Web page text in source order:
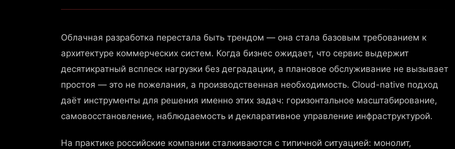
Облачная разработка перестала быть трендом — она стала базовым требованием к
архитектуре коммерческих систем. Когда бизнес ожидает, что сервис выдержит
десятикратный всплеск нагрузки без деградации, а плановое обслуживание не вызывает
простоя — это не пожелания, а производственная необходимость. Cloud-native подход
даёт инструменты для решения именно этих задач: горизонтальное масштабирование,
самовосстановление, наблюдаемость и декларативное управление инфраструктурой.
На практике российские компании сталкиваются с типичной ситуацией: монолит,